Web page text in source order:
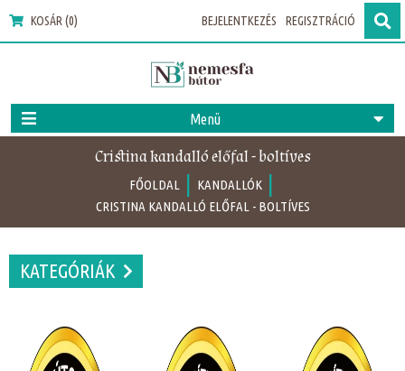
KOSÁR (0) BEJELENTKEZÉS REGISZTRÁCIÓ
Menü
Cristina kandalló előfal - boltíves
FŐOLDAL KANDALLÓK
CRISTINA KANDALLÓ ELŐFAL - BOLTÍVES
KATEGÓRIÁK